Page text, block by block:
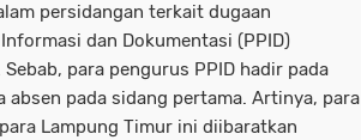
persidangan terkait dugaan
dan Dokumentasi (PPID)
Sebab, para pengurus PPID hadir pada
absen pada sidang pertama. Artinya, para
Lampung Timur ini diibaratkan